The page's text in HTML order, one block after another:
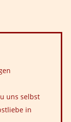
uns selbst
in